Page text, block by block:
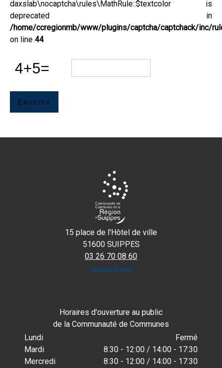
daxslab\nocaptcha\rules\MathRule::$textcolor is
deprecated in
/home/ccregionmb/www/plugins/captcha/captchack/inc/
on line 44
Envoyer
15 place de l'Hôtel de ville
51600 SUIPPES
03 26 70 08 60
Mentions légales
Horaires d'ouverture au public
de la Communauté de Communes
Lundi
Fermé
Mardi
8:30 - 12:00 / 14:00 - 17:30
Mercredi
8:30 - 12:00 / 14:00 - 17:30